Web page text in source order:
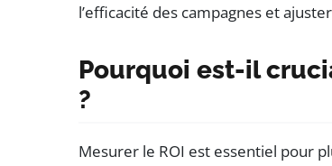
l’efficacité des campagnes et
Pourquoi est-il
?
Mesurer le ROI est essentiel pour